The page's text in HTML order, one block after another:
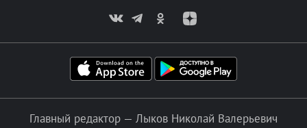
Главный редактор — Лыков Николай Валерьевич